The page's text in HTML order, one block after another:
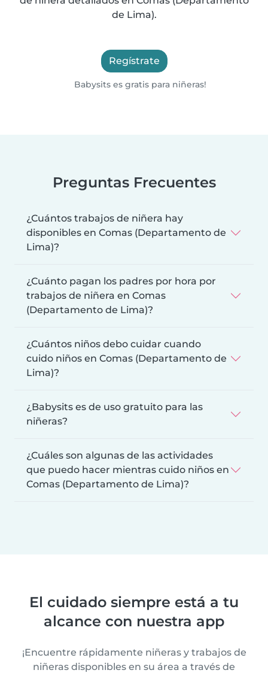
de Lima).
Regístrate
Babysits es gratis para niñeras!
Preguntas Frecuentes
¿Cuántos trabajos de niñera hay
disponibles en Comas (Departamento de
Lima)?
¿Cuánto pagan los padres por hora por
trabajos de niñera en Comas
(Departamento de Lima)?
¿Cuántos niños debo cuidar cuando
cuido niños en Comas (Departamento de
Lima)?
¿Babysits es de uso gratuito para las
niñeras?
¿Cuáles son algunas de las actividades
que puedo hacer mientras cuido niños en
Comas (Departamento de Lima)?
El cuidado siempre está a tu
alcance con nuestra app
¡Encuentre rápidamente niñeras y trabajos de
niñeras disponibles en su área a través de